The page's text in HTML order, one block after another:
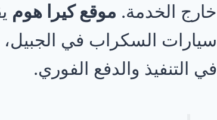
خارج الخدمة. موقع كيرا هوم
سيارات السكراب في الجبيل،
في التنفيذ والدفع الفوري.